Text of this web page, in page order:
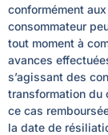
conformément
consommateur
tout moment à
avances
s’agissant des
transformation du
ce cas
la date de